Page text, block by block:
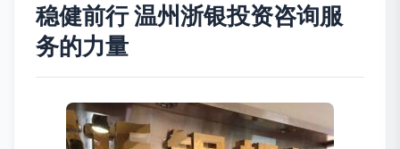
稳健前行 温州浙银投资咨询服
务的力量